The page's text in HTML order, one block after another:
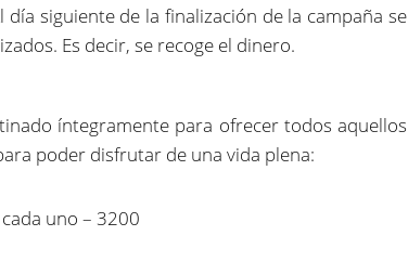
siguiente de la finalización de la campaña se
Es decir, se recoge el dinero.
íntegramente para ofrecer todos aquellos
poder disfrutar de una vida plena:
uno – 3200